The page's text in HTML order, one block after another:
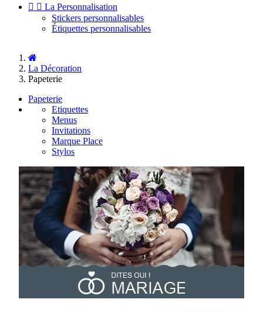
  La Personnalisation
Stickers personnalisables
Étiquettes personnalisables
La Décoration
Papeterie
Papeterie
Etiquettes
Menus
Invitations
Marque Place
Stylos